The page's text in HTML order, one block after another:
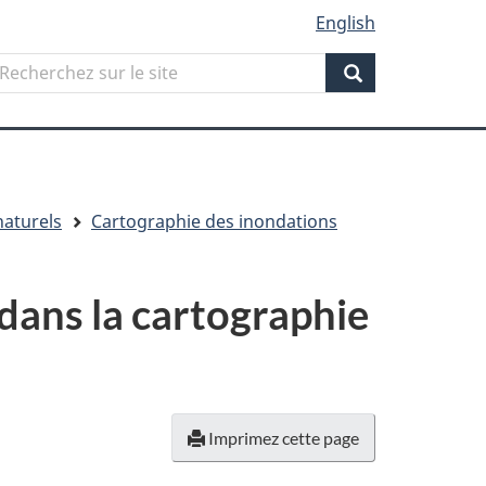
English
Search
Search
Cartographie des inondations
la cartographie
Imprimez cette page